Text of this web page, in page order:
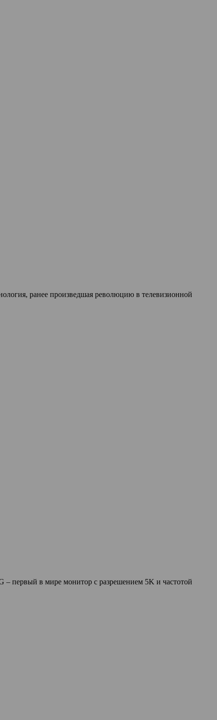
ранее произведшая революцию в телевизионной
первый в мире монитор с разрешением 5K и частотой